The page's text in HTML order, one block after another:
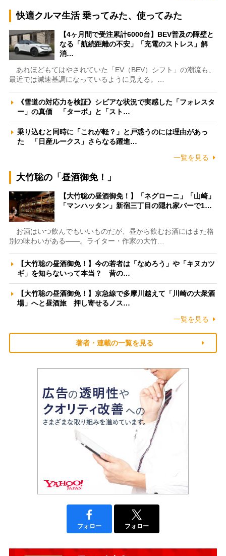
快適クルマ生活 乗ってみた、使ってみた
【4ヶ月間で受注累計6000台】BEV普及の障壁と
なる「航続距離の不安」「充電のストレス」解
消…
あれほどもてはやされていた「EV（BEV）シフト」の潮流も、
最近では減速基調になっているように見える。…
《雪道の対応力を検証》シビアな状況で実感した「フォレスタ
ー」の真価 「ターボ」と「スト…
乗り込むと同時に「これが軽？」と戸惑うのには理由があっ
た 「日産ルークス」さらなる躍進…
一覧を見る
大竹聡の「昼酒御免！」
【大竹聡の昼酒御免！】「ネグローニ」「山崎」
「マンハッタン」新宿三丁目の隠れ家バーで1…
お酒はいつ飲んでもいいものだが、昼から飲むお酒にはまた格
別の味わいがある――。ライター・作家の大竹…
【大竹聡の昼酒御免！】今の若者は「なめろう」や「キヌカツ
ギ」を知らないって本当？ 昔の…
【大竹聡の昼酒御免！】京急線で多摩川越えて「川崎の大衆酒
場」へと昼酒旅 押し寄せるノス…
一覧を見る
著者・連載の一覧を見る
フォロー フォロー